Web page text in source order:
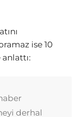
ise 10
anlattı:
derhal